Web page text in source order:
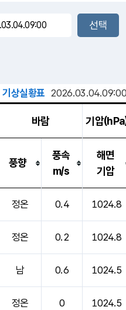
장호원
기상실황표 2026.03.04.09:00
바람 기압
풍향
풍속
m/s
해면
기압
정온 0.4 1024.8
정온 0.2 1024.8
남 0.6 1024.5
정온 0 1024.5